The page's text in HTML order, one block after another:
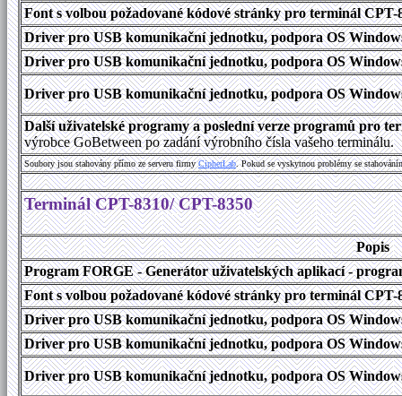
Font s volbou požadované kódové stránky pro terminál
Driver pro USB komunikační jednotku, podpora OS
Driver pro USB komunikační jednotku, podpora OS
Driver pro USB komunikační jednotku, podpora OS
Další uživatelské programy a poslední verze programů pro
výrobce GoBetween po zadání výrobního čísla vašeho terminálu.
Soubory jsou stahovány přímo ze serveru firmyCipherLab. Pokud se vyskytnou problémy se
Terminál CPT-8310/ CPT-8350
Popis
Program FORGE - Generátor uživatelských aplikací -
Font s volbou požadované kódové stránky pro terminál
Driver pro USB komunikační jednotku, podpora OS
Driver pro USB komunikační jednotku, podpora OS
Driver pro USB komunikační jednotku, podpora OS